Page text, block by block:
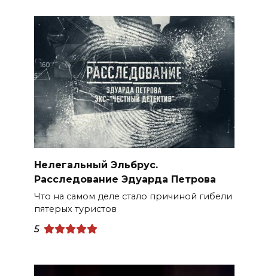
Нелегальный Эльбрус.
Расследование Эдуарда Петрова
Что на самом деле стало причиной гибели
пятерых туристов
5